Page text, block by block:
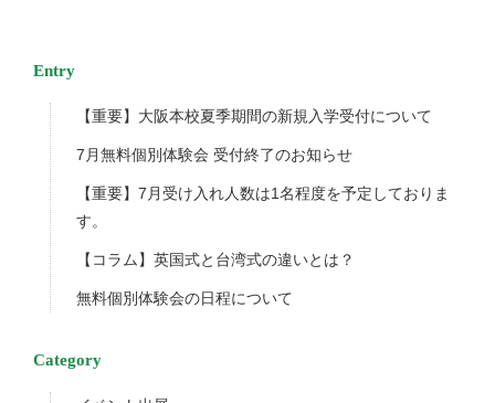
Entry
【重要】大阪本校夏季期間の新規入学受付について
7月無料個別体験会 受付終了のお知らせ
【重要】7月受け入れ人数は1名程度を予定しておりま
す。
【コラム】英国式と台湾式の違いとは？
無料個別体験会の日程について
Category